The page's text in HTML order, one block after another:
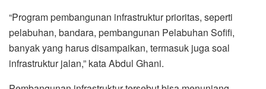
“Program pembangunan infrastruktur prioritas, seperti
pelabuhan, bandara, pembangunan Pelabuhan Sofifi,
banyak yang harus disampaikan, termasuk juga soal
infrastruktur jalan,” kata Abdul Ghani.